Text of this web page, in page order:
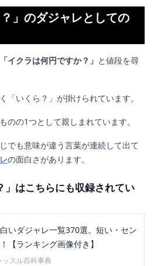
」のダジャレとしての
「イクラは何円ですか？」 と値段を尋
「いくら？」が掛けられています。
のの1つとして親しまれています。
でも意味が違う言葉が連続して出て
の面白さがあります。
」はこちらにも収録されてい
いダジャレ一覧370選。短い・セン
【ランキング画像付き】
ッスル百科事典